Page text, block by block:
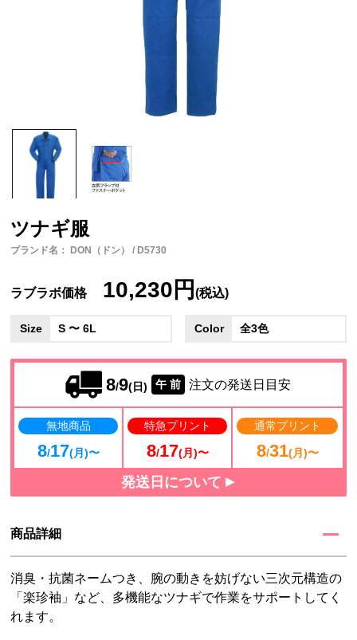
ツナギ服
ブランド名： DON（ドン） / D5730
ラブラボ価格 10,230円(税込)
Size S 〜 6L Color 全3色
8/9(日) 午 前 注文の発送日目安
無地商品
8/17(月)〜
特急プリント
8/17(月)〜
通常プリント
8/31(月)〜
発送日について
商品詳細
消臭・抗菌ネームつき、腕の動きを妨げない三次元構造の
「楽珍袖」など、多機能なツナギで作業をサポートしてく
れます。